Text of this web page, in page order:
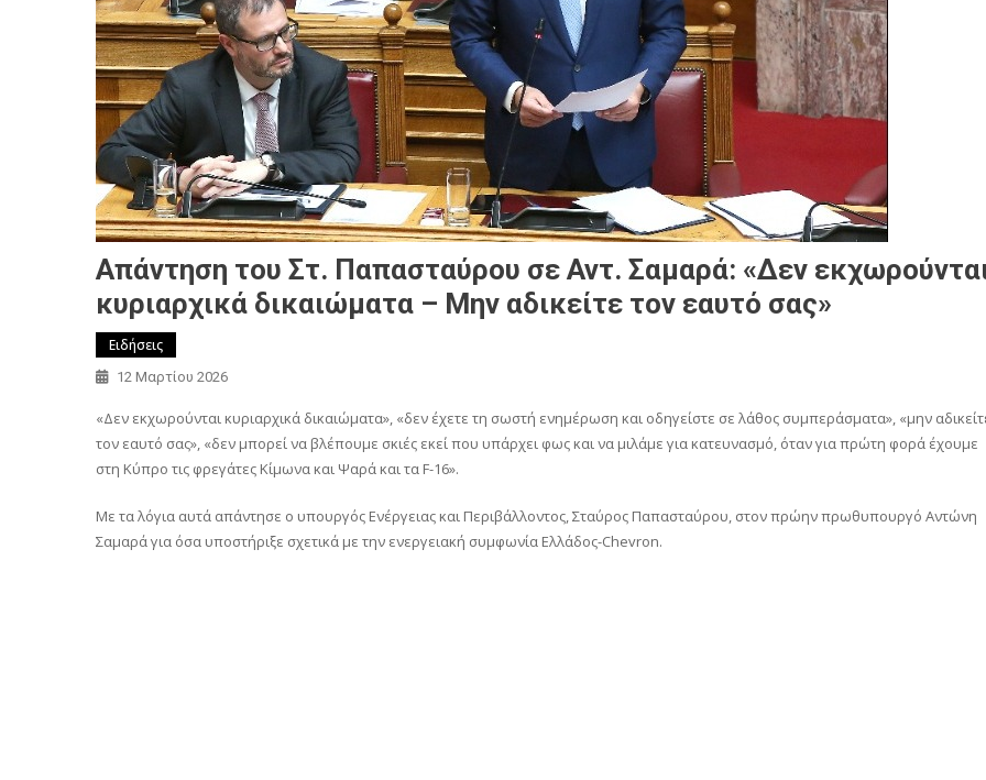
Απάντηση του Στ. Παπασταύρου σε Αντ. Σαμαρά: «Δεν
κυριαρχικά δικαιώματα – Μην αδικείτε τον εαυτό σας»
Ειδήσεις
12 Μαρτίου 2026
«Δεν εκχωρούνται κυριαρχικά δικαιώματα», «δεν έχετε τη σωστή ενημέρωση και οδηγείστε σε λάθος συμπεράσματα», «μην
τον εαυτό σας», «δεν μπορεί να βλέπουμε σκιές εκεί που υπάρχει φως και να μιλάμε για κατευνασμό, όταν για πρώτη φορά έχουμε
στη Κύπρο τις φρεγάτες Κίμωνα και Ψαρά και τα F-16».
Με τα λόγια αυτά απάντησε ο υπουργός Ενέργειας και Περιβάλλοντος, Σταύρος Παπασταύρου, στον πρώην πρωθυπουργό Αντώνη
Σαμαρά για όσα υποστήριξε σχετικά με την ενεργειακή συμφωνία Ελλάδος-Chevron.